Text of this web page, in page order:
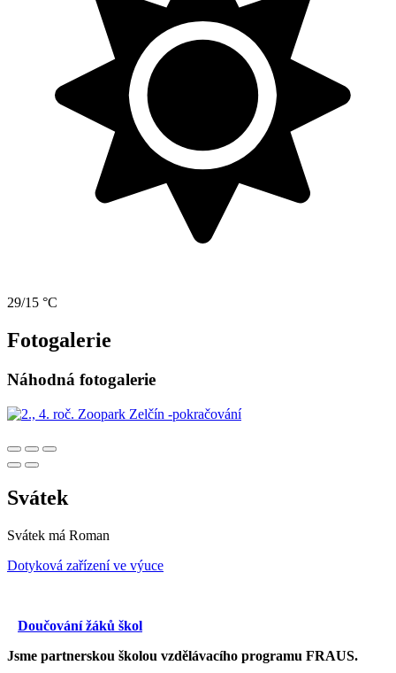
29/15 °C
Fotogalerie
Náhodná fotogalerie
Svátek
Svátek má Roman
Dotyková zařízení ve výuce
Doučování žáků škol
Jsme partnerskou školou vzdělávacího programu FRAUS.